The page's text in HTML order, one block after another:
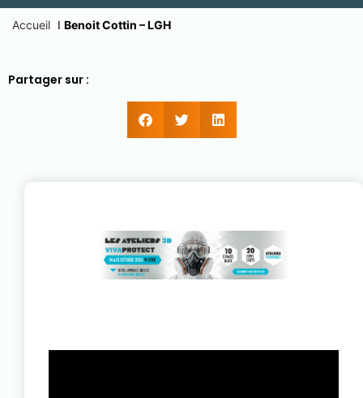
Accueil I Benoit Cottin – LGH
Partager sur :